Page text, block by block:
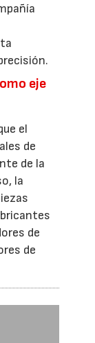
eje
el
de
de la
la
de
de